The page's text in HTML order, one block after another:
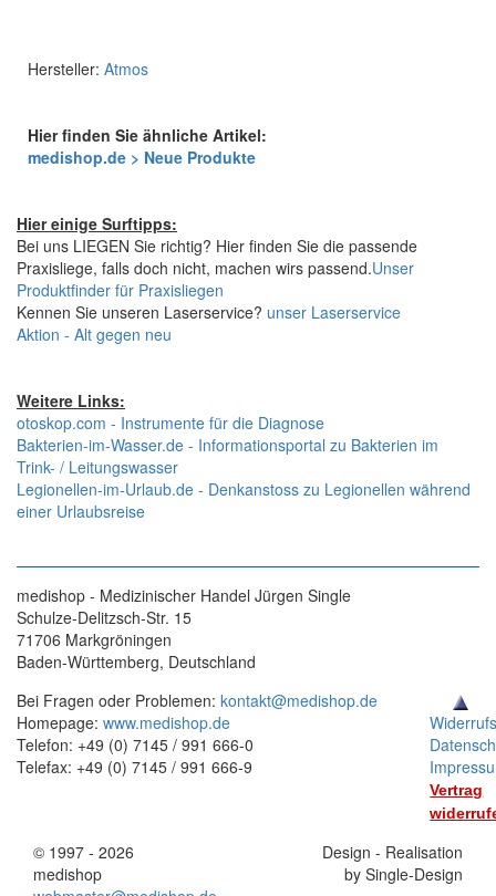
Hersteller: Atmos
Hier finden Sie ähnliche Artikel:
medishop.de > Neue Produkte
Hier einige Surftipps:
Bei uns LIEGEN Sie richtig? Hier finden Sie die passende
Praxisliege, falls doch nicht, machen wirs passend.Unser
Produktfinder für Praxisliegen
Kennen Sie unseren Laserservice? unser Laserservice
Aktion - Alt gegen neu
Weitere Links:
otoskop.com - Instrumente für die Diagnose
Bakterien-im-Wasser.de - Informationsportal zu Bakterien im
Trink- / Leitungswasser
Legionellen-im-Urlaub.de - Denkanstoss zu Legionellen während
einer Urlaubsreise
medishop - Medizinischer Handel Jürgen Single
Schulze-Delitzsch-Str. 15
71706 Markgröningen
Baden-Württemberg, Deutschland
Bei Fragen oder Problemen: kontakt@medishop.de
Homepage: www.medishop.de
Telefon: +49 (0) 7145 / 991 666-0
Telefax: +49 (0) 7145 / 991 666-9
Vertrag
© 1997 - 2026
medishop
Design - Realisation
by Single-Design